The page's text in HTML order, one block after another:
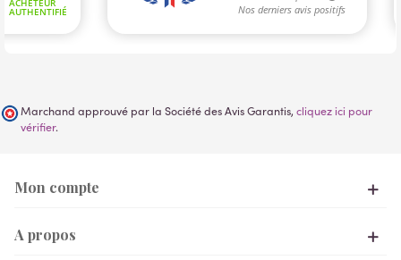
Marchand approuvé par la Société des Avis Garantis, cliquez ici pour
vérifier.
Mon compte
A propos